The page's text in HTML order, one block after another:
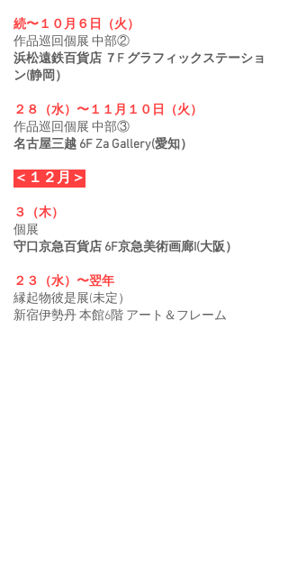
続〜１０月６日（火）
作品巡回個展 中部②
浜松遠鉄百貨店 ７F グラフィックステーショ
ン(静岡）
２８（水）〜１１月１０日（火）
作品巡回個展 中部③
名古屋三越 6F Za Gallery(愛知）
＜１２月＞
３（木）
個展
守口京急百貨店 6F京急美術画廊I(大阪）
２３（水）〜翌年
縁起物彼是展(未定）
新宿伊勢丹 本館6階 アート＆フレーム